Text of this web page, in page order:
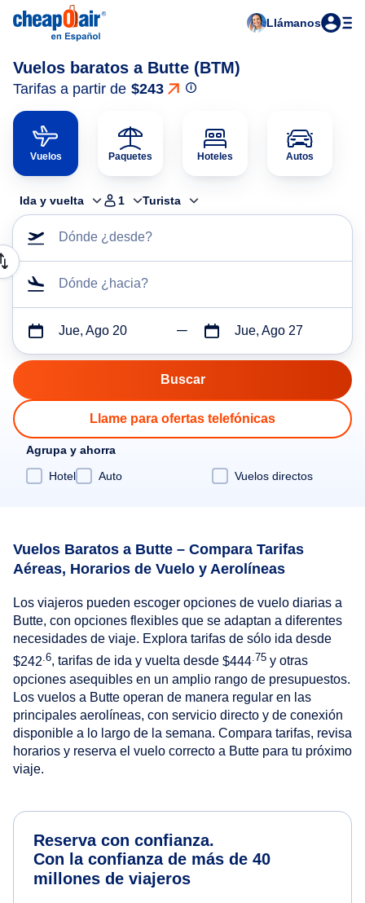
Llámanos
Vuelos baratos a Butte (BTM)
Tarifas a partir de $243
Vuelos Paquetes Hoteles Autos
Ida y vuelta 1 Turista
Dónde ¿desde?
Dónde ¿hacia?
Jue, Ago 20 Jue, Ago 27
Llame para ofertas telefónicas
Agrupa y ahorra
Hotel
Auto Vuelos directos
Vuelos Baratos a Butte – Compara Tarifas
Aéreas, Horarios de Vuelo y Aerolíneas
Los viajeros pueden escoger opciones de vuelo diarias a
Butte, con opciones flexibles que se adaptan a diferentes
necesidades de viaje. Explora tarifas de sólo ida desde
$242 .6, tarifas de ida y vuelta desde $444 .75 y otras
opciones asequibles en un amplio rango de presupuestos.
Los vuelos a Butte operan de manera regular en las
principales aerolíneas, con servicio directo y de conexión
disponible a lo largo de la semana. Compara tarifas, revisa
horarios y reserva el vuelo correcto a Butte para tu próximo
viaje.
Reserva con confianza.
Con la confianza de más de 40
millones de viajeros